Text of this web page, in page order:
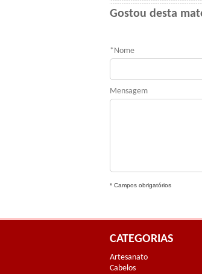
Gostou desta
* Nome
Mensagem
* Campos obrigatórios
CATEGORIAS
Artesanato
Cabelos